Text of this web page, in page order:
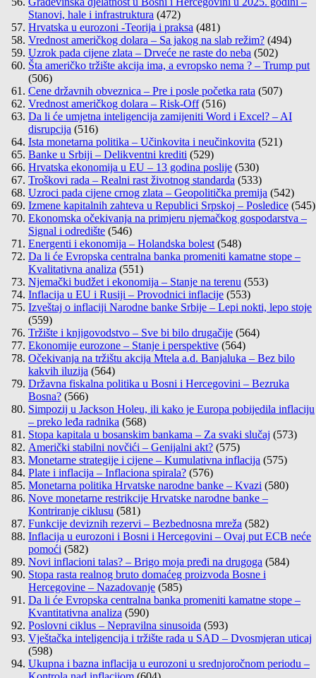
Stanovi, hale i infrastruktura (472)
Hrvatska u eurozoni -Teorija i praksa (481)
Vrednost američkog dolara – Sa jakog na slab režim? (494)
Uzrok pada cijene zlata – Drveće ne raste do neba (502)
Šta američko tržište akcija ima, a evropsko nema ? – Trump put
(506)
Cene državnih obveznica – Pre i posle početka rata (507)
Vrednost američkog dolara – Risk-Off (516)
Da li će umjetna inteligencija zamijeniti Word i Excel? – AI
disrupcija (516)
Ista monetarna politika – Učinkovita i neučinkovita (521)
Banke u Srbiji – Delikventni krediti (529)
Hrvatska ekonomija u EU – 13 godina poslije (530)
Troškovi rada – Realni rast životnog standarda (533)
Uzroci pada cijene crnog zlata – Geopolitička premija (542)
Izmene kapitalnih zahteva u Republici Srpskoj – Posledice (545)
Ekonomska očekivanja na primjeru njemačkog gospodarstva –
Signal i odredište (546)
Energenti i ekonomija – Holandska bolest (548)
Da li će Evropska centralna banka promeniti kamatne stope –
Kvalitativna analiza (551)
Njemački budžet i ekonomija – Stanje na terenu (553)
Inflacija u EU i Rusiji – Provodnici inflacije (553)
Izveštaj o inflaciji Narodne banke Srbije – Lepi nokti, lepo stoje
(559)
Tržište i knjigovodstvo – Sve bi bilo drugačije (564)
Ekonomije eurozone – Stanje i perspektive (564)
Očekivanja na tržištu akcija Mtela a.d. Banjaluka – Bez bilo
kakvih iluzija (564)
Državna fiskalna politika u Bosni i Hercegovini – Bezruka
Bosna? (566)
Simpozij u Jackson Holeu, ili kako je Europa pobijedila inflaciju
– preko leđa radnika (568)
Stopa kapitala u bosanskim bankama – Za svaki slučaj (573)
Američki stabilni novčići – Genijalni akt? (575)
Monetarne strategije i cijene – Kumulativna inflacija (575)
Plate i inflacija – Inflaciona spirala? (576)
Monetarna politika Hrvatske narodne banke – Kvazi (580)
Nove monetarne restrikcije Hrvatske narodne banke –
Kontriranje ciklusu (581)
Funkcije deviznih rezervi – Bezbednosna mreža (582)
Inflacija u eurozoni i Bosni i Hercegovini – Ovaj put ECB neće
pomoći (582)
Novi inflacioni talas? – Brigo moja pređi na drugoga (584)
Stopa rasta realnog bruto domaćeg proizvoda Bosne i
Hercegovine – Nazadovanje (585)
Da li će Evropska centralna banka promeniti kamatne stope –
Kvantitativna analiza (590)
Poslovni ciklus – Nepravilna sinusoida (593)
Vještačka inteligencija i tržište rada u SAD – Dvosmjeran uticaj
(598)
Ukupna i bazna inflacija u eurozoni u srednjoročnom periodu –